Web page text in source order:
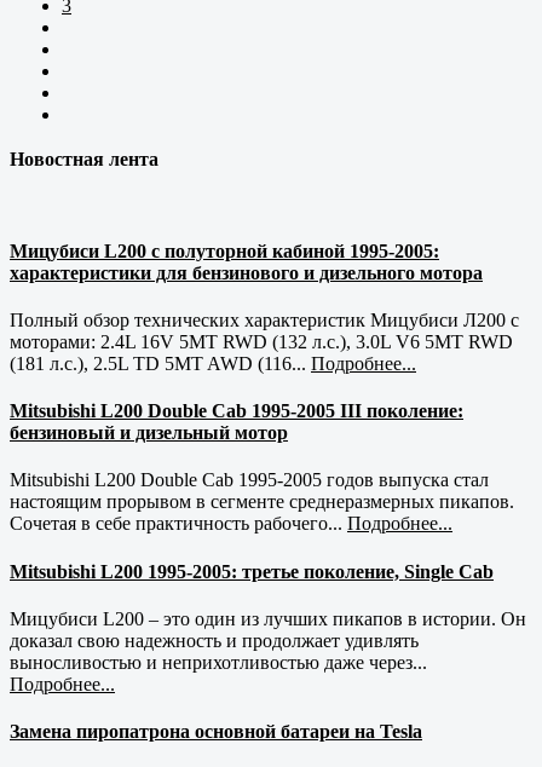
3
Новостная лента
Мицубиси L200 с полуторной кабиной 1995-2005:
характеристики для бензинового и дизельного мотора
Полный обзор технических характеристик Мицубиси Л200 с
моторами: 2.4L 16V 5MT RWD (132 л.с.), 3.0L V6 5MT RWD
(181 л.с.), 2.5L TD 5MT AWD (116... Подробнее...
Mitsubishi L200 Double Cab 1995-2005 III поколение:
бензиновый и дизельный мотор
Mitsubishi L200 Double Cab 1995-2005 годов выпуска стал
настоящим прорывом в сегменте среднеразмерных пикапов.
Сочетая в себе практичность рабочего... Подробнее...
Mitsubishi L200 1995-2005: третье поколение, Single Cab
Мицубиси L200 – это один из лучших пикапов в истории. Он
доказал свою надежность и продолжает удивлять
выносливостью и неприхотливостью даже через...
Подробнее...
Замена пиропатрона основной батареи на Tesla